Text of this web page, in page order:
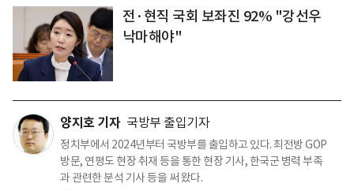
전·현직 국회 보좌진 92% "강선우
낙마해야"
양지호 기자 국방부 출입기자
정치부에서 2024년부터 국방부를 출입하고 있다. 최전방 GOP
방문, 연평도 현장 취재 등을 통한 현장 기사, 한국군 병력 부족
과 관련한 분석 기사 등을 써 왔다.